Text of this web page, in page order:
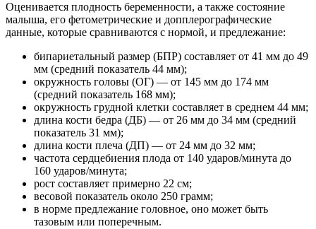
Оценивается плодность беременности, а также состояние
малыша, его фетометрические и допплерографические
данные, которые сравниваются с нормой, и предлежание:
бипариетальный размер (БПР) составляет от 41 мм до 49
мм (средний показатель 44 мм);
окружность головы (ОГ) — от 145 мм до 174 мм
(средний показатель 168 мм);
окружность грудной клетки составляет в среднем 44 мм;
длина кости бедра (ДБ) — от 26 мм до 34 мм (средний
показатель 31 мм);
длина кости плеча (ДП) — от 24 мм до 32 мм;
частота сердцебиения плода от 140 ударов/минута до
160 ударов/минута;
рост составляет примерно 22 см;
весовой показатель около 250 грамм;
в норме предлежание головное, оно может быть
тазовым или поперечным.